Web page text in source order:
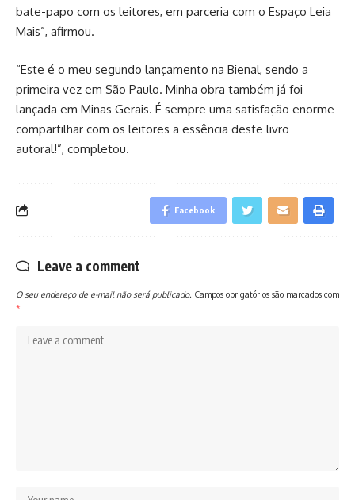
bate-papo com os leitores, em parceria com o Espaço Leia
Mais”, afirmou.
“Este é o meu segundo lançamento na Bienal, sendo a
primeira vez em São Paulo. Minha obra também já foi
lançada em Minas Gerais. É sempre uma satisfação enorme
compartilhar com os leitores a essência deste livro
autoral!”, completou.
Facebook
Leave a comment
O seu endereço de e-mail não será publicado. Campos obrigatórios são marcados com
*